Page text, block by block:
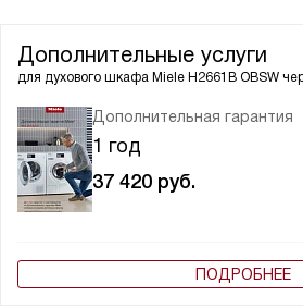
Дополнительные услуги
для духового шкафа Miele H2661B OBSW
Дополнительная гарантия
1 год
37 420 руб.
ПОДРОБНЕЕ